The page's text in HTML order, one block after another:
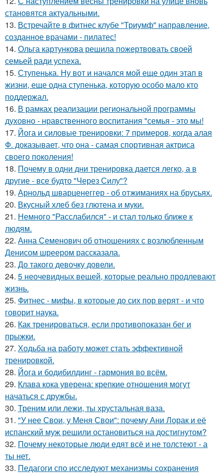
становятся актуальными.
13. Встречайте в фитнес клубе "Триумф" направление,
созданное врачами - пилатес!
14. Ольга картункова решила пожертвовать своей
семьей ради успеха.
15. Ступенька. Ну вот и начался мой еще один этап в
жизни, еще одна ступенька, которую особо мало кто
поддержал.
16. В рамках реализации региональной программы
духовно - нравственного воспитания "семья - это мы!
17. Йога и силовые тренировки: 7 примеров, когда алая
Ф. доказывает, что она - самая спортивная актриса
своего поколения!
18. Почему в одни дни тренировка дается легко, а в
другие - все будто "Через Силу"?
19. Арнольд шварценеггер - об отжиманиях на брусьях.
20. Вкусный хлеб без глютена и муки.
21. Немного "Расслабился" - и стал только ближе к
людям.
22. Анна Семенович об отношениях с возлюбленным
Денисом шреером рассказала.
23. До такого девочку довели.
24. 5 неочевидных вещей, которые реально продлевают
жизнь.
25. Фитнес - мифы, в которые до сих пор верят - и что
говорит наука.
26. Как тренироваться, если противопоказан бег и
прыжки.
27. Ходьба на работу может стать эффективной
тренировкой.
28. Йога и бодибилдинг - гармония во всём.
29. Клава кока уверена: крепкие отношения могут
начаться с дружбы.
30. Треним или лежи, ты хрустальная ваза.
31. "У нее Свои, у Меня Свои": почему Ани Лорак и её
испанский муж решили остановиться на достигнутом?
32. Почему некоторые люди едят всё и не толстеют - а
ты нет.
33. Педагоги спо исследуют механизмы сохранения